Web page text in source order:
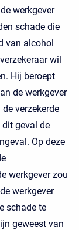
werkgever
schade die
van alcohol
wil
Hij beroept
de werkgever
verzekerde
dit geval de
Op deze
werkgever zou
werkgever
schade te
geweest van